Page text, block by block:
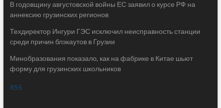
В годовщину августовской войны ЕС заявил о курсе РФ на
аннексию грузинских регионов
Техдиректор Ингури ГЭС исключил неисправность станции
среди причин блэкаутов в Грузии
Минобразования показало, как на фабрике в Китае шьют
форму для грузинских школьников
RSS